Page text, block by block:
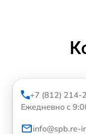
+7 (812) 214-
Ежедневно с
info@spb.re-